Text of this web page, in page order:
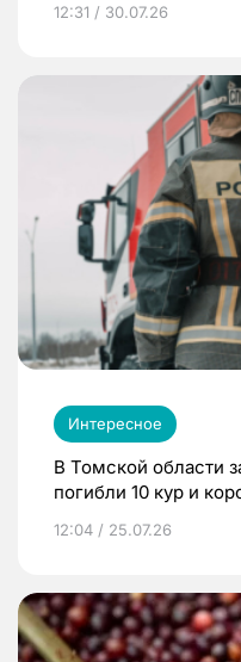
12:31 / 30.07.26
Интересное
В Томской области
погибли 10 кур и
12:04 / 25.07.26